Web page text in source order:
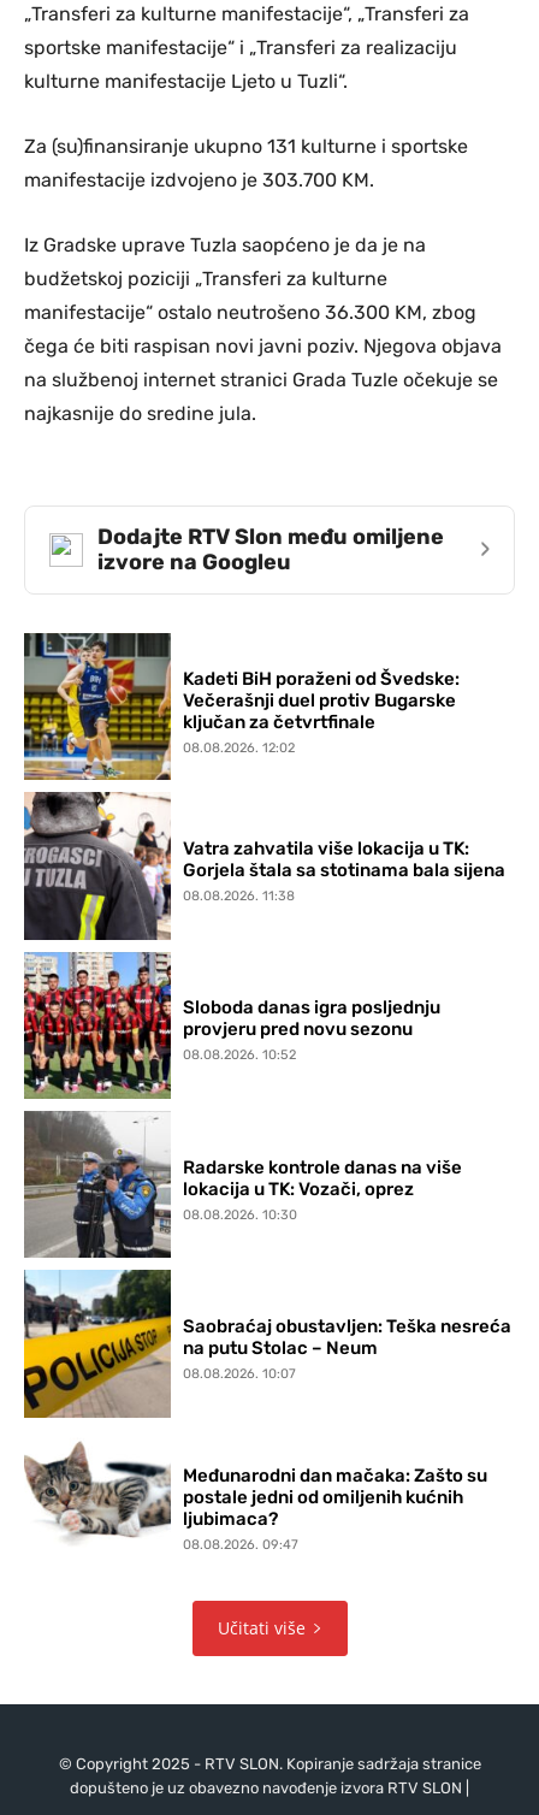
„Transferi za kulturne manifestacije“, „Transferi za
sportske manifestacije“ i „Transferi za realizaciju
kulturne manifestacije Ljeto u Tuzli“.
Za (su)finansiranje ukupno 131 kulturne i sportske
manifestacije izdvojeno je 303.700 KM.
Iz Gradske uprave Tuzla saopćeno je da je na
budžetskoj poziciji „Transferi za kulturne
manifestacije“ ostalo neutrošeno 36.300 KM, zbog
čega će biti raspisan novi javni poziv. Njegova objava
na službenoj internet stranici Grada Tuzle očekuje se
najkasnije do sredine jula.
Dodajte RTV Slon među omiljene
izvore na Googleu
›
Kadeti BiH poraženi od Švedske:
Večerašnji duel protiv Bugarske
ključan za četvrtfinale
08.08.2026. 12:02
Vatra zahvatila više lokacija u TK:
Gorjela štala sa stotinama bala sijena
08.08.2026. 11:38
Sloboda danas igra posljednju
provjeru pred novu sezonu
08.08.2026. 10:52
Radarske kontrole danas na više
lokacija u TK: Vozači, oprez
08.08.2026. 10:30
Saobraćaj obustavljen: Teška nesreća
na putu Stolac – Neum
08.08.2026. 10:07
Međunarodni dan mačaka: Zašto su
postale jedni od omiljenih kućnih
ljubimaca?
08.08.2026. 09:47
Učitati više
© Copyright 2025 - RTV SLON. Kopiranje sadržaja stranice
dopušteno je uz obavezno navođenje izvora RTV SLON |